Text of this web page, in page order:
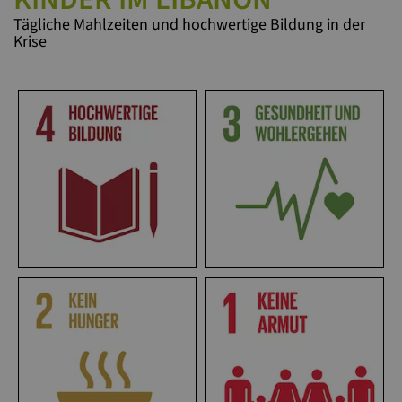
Tägliche Mahlzeiten und hochwertige Bildung in der
Krise